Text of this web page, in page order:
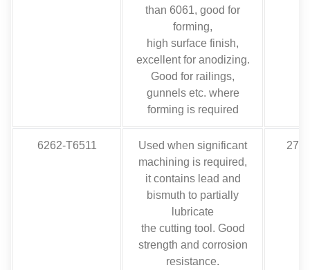
than 6061, good for
forming,
high surface finish,
excellent for anodizing.
Good for railings,
gunnels etc. where
forming is required
6262-T6511
Used when significant
machining is required,
it contains lead and
bismuth to partially
lubricate
the cutting tool . Good
strength and corrosion
resistance.